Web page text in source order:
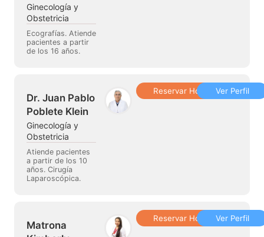
Ginecología y
Obstetricia
Ecografías. Atiende
pacientes a partir
de los 16 años.
Dr. Juan Pablo
Poblete Klein
Ginecología y
Obstetricia
Atiende pacientes
a partir de los 10
años. Cirugía
Laparoscópica.
Reservar Hora Ver Perfil
Matrona
Reservar Hora Ver Perfil